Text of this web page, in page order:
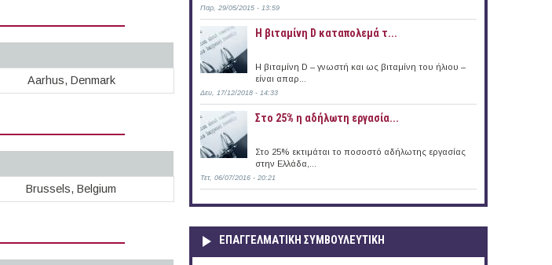
Aarhus, Denmark
Brussels, Belgium
Παρ, 29/05/2015 - 13:59
Η βιταμίνη D καταπολεμά τ...
Η βιταμίνη D – γνωστή και ως βιταμίνη του ήλιου –
είναι απαρ...
Δευ, 17/12/2018 - 14:33
Στο 25% η αδήλωτη εργασία...
Στο 25% εκτιμάται το ποσοστό αδήλωτης εργασίας
στην Ελλάδα,...
Τετ, 06/07/2016 - 20:21
ΕΠΑΓΓΕΛΜΑΤΙΚΉ ΣΥΜΒΟΥΛΕΥΤΙΚΉ